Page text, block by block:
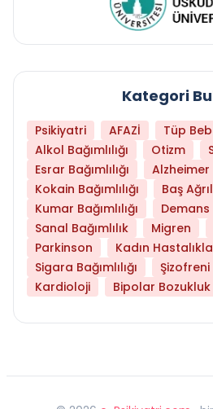
Kategori
Psikiyatri AFAZİ
Tüp
Alkol Bağımlılığı
Otizm
Esrar Bağımlılığı
Alzheimer
Kokain Bağımlılığı
Baş
Kumar Bağımlılığı
Demans
Sanal Bağımlılık
Migren
Parkinson
Kadın
Sigara Bağımlılığı
Şizofreni
Kardioloji
Bipolar Bozukluk